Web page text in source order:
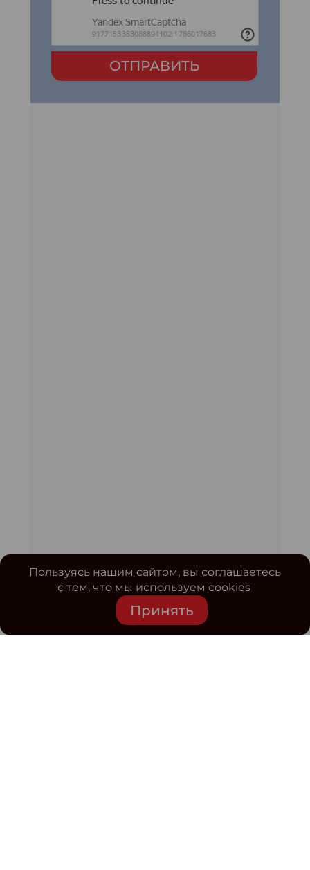
ОТПРАВИТЬ
Пользуясь нашим сайтом, вы соглашаетесь
с тем, что мы используем cookies
Принять